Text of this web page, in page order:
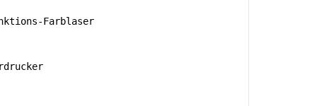
Farblaser